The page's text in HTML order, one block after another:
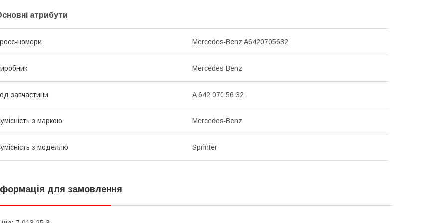
атрибути
номери Mercedes-Benz A6420705632
Mercedes-Benz
запчастини A 642 070 56 32
з маркою Mercedes-Benz
з моделлю Sprinter
для замовлення